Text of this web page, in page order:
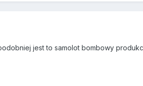
jest to samolot bombowy